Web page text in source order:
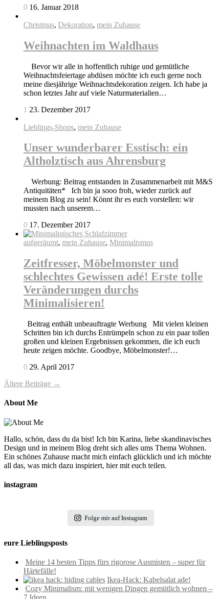
0 16. Januar 2018
Christmas, Dekoration, mein Zuhause
Weihnachten im Waldhaus
Bevor wir alle in hoffentlich ruhige und gemütliche
Weihnachtsfeiertage abdüsen möchte ich euch gerne noch
meine diesjährige Weihnachtsdekoration zeigen. Ich habe ja
schon letztes Jahr auf viele Naturmaterialien…
1 23. Dezember 2017
Lieblings-Shops, mein Zuhause
Unser wunderbarer Esstisch: ein
Altholztisch aus Ahrensburg
Werbung: Beitrag entstanden in Zusammenarbeit mit M&S
Antiquitäten* Ich bin ja sooo froh, wieder zurück auf
meinem Blog zu sein! Könnt ihr es euch vorstellen: wir
mussten nach unserem…
0 17. Dezember 2017
aufgeräumt, mein Zuhause, Minimalismus
Zeitfresser, Möbelmonster und
schlechtes Gewissen adé! Erste tolle
Veränderungen durchs
Minimalisieren!
Beitrag enthält unbeauftragte Werbung Mit vielen kleinen
Schritten bin ich durchs Entrümpeln schon zu ein paar tollen
großen und kleinen Ergebnissen gekommen, die ich euch
heute zeigen möchte. Goodbye, Möbelmonster!…
0 29. April 2017
Ältere Beiträge →
About Me
Hallo, schön, dass du da bist! Ich bin Karina, liebe skandinavisches
Design und in meinem Blog dreht sich alles ums Thema Wohnen.
Ein schönes Zuhause macht mich einfach glücklich und ich möchte
all das, was mich dazu inspiriert, hier mit euch teilen.
instagram
Folge mir auf Instagram
eure Lieblingsposts
Meine 14 besten Tipps fürs rigorose Ausmisten – super für
Härtefälle!
Ikea-Hack: Kabelsalat ade!
Cozy Minimalism: mit wenigen Dingen gemütlich wohnen –
7 Ideen